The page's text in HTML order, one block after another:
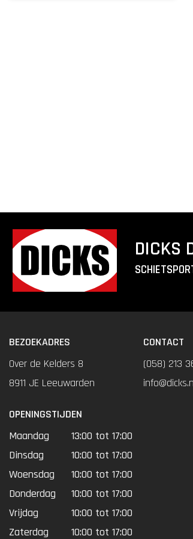
DICKS
BEZOEKADRES
Over de Kelders 8
8911 JE Leeuwarden
OPENINGSTIJDEN
Maandag
13:00 tot 17:00
Dinsdag
10:00 tot 17:00
Woensdag
10:00 tot 17:00
Donderdag
10:00 tot 17:00
Vrijdag
10:00 tot 17:00
Zaterdag
10:00 tot 17:00
CONTACT
(058) 213